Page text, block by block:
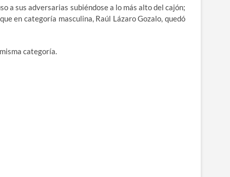
a sus adversarias subiéndose a lo más alto del cajón;
en categoría masculina, Raúl Lázaro Gozalo, quedó
categoría.